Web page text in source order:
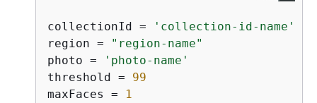
collectionId =
'collection-id-name'
region =
"region-name"
photo =
'photo-name'
threshold = 99
maxFaces =
1